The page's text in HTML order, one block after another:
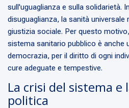
sull'uguaglianza e sulla solidarietà.
disuguaglianza, la sanità universale
giustizia sociale. Per questo
sistema sanitario pubblico è anche
democrazia, per il diritto di ogni
cure adeguate e tempestive.
La crisi del sistema e
politica